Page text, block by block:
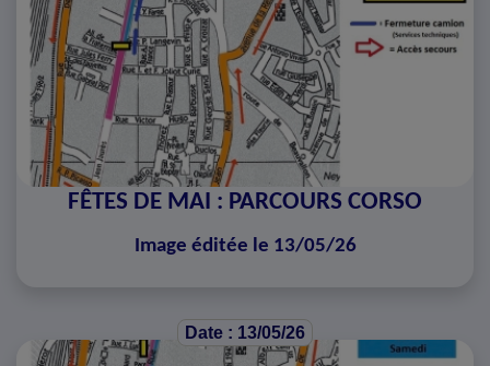
FÊTES DE MAI : PARCOURS CORSO
Image éditée le 13/05/26
Date : 13/05/26